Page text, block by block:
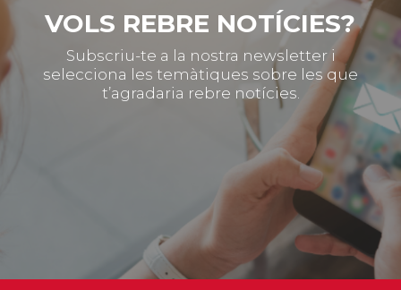
VOLS REBRE NOTÍCIES?
Subscriu-te a la nostra newsletter i
selecciona les temàtiques sobre les que
t’agradaria rebre notícies.